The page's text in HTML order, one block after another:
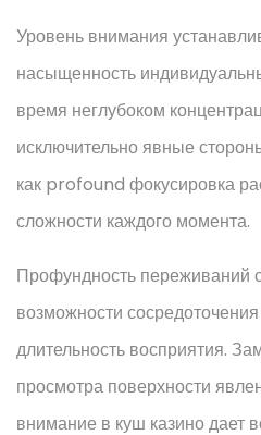
Уровень внимания
насыщенность
время неглубоком
исключительно явные
как profound фокусировка
сложности каждого момента.
Профундность переживаний
возможности
длительность восприятия.
просмотра поверхности
внимание в куш казино дает